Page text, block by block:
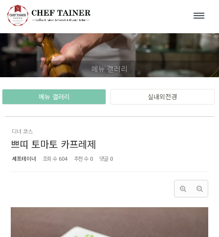
메뉴 갤러리
메뉴 갤러리 실내외전경
디너 코스
쁘띠 토마토 카프레제
셰프테이너 조회 수 604 추천 수 0 댓글 0